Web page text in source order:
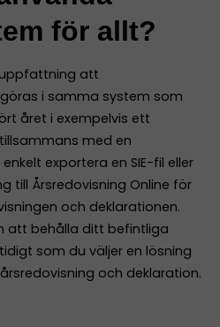
för allt?
att
i samma system som
året i exempelvis ett
med en
exportera en SIE-fil eller
till Årsredovisning Online för
och deklarationen.
att behålla ditt befintliga
som du väljer en lösning
och deklaration.